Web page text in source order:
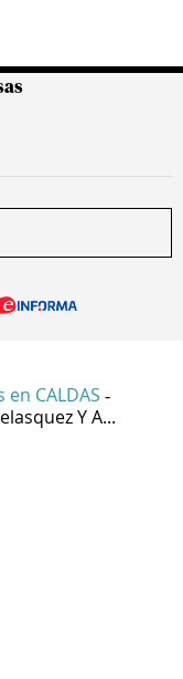
en CALDAS -
Y A...